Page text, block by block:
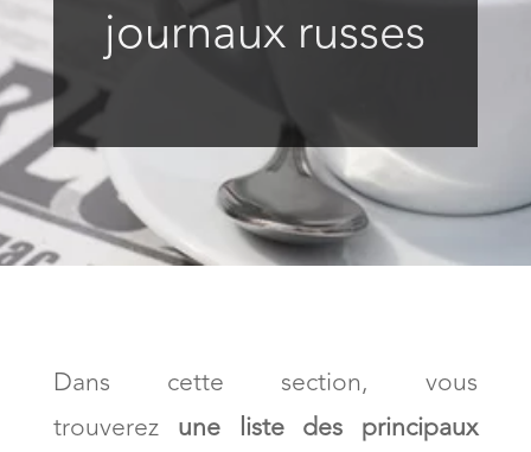
journaux russes
Dans cette section, vous
trouverez une liste des principaux